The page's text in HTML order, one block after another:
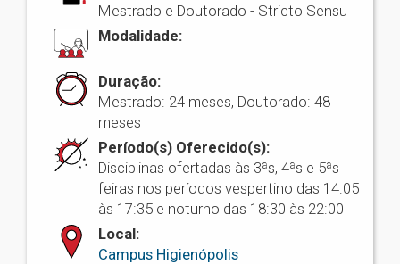
Mestrado e Doutorado - Stricto Sensu
Modalidade:
Duração:
Mestrado: 24 meses, Doutorado: 48
meses
Período(s) Oferecido(s):
Disciplinas ofertadas às 3ªs, 4ªs e 5ªs
feiras nos períodos vespertino das 14:05
às 17:35 e noturno das 18:30 às 22:00
Local:
Campus Higienópolis